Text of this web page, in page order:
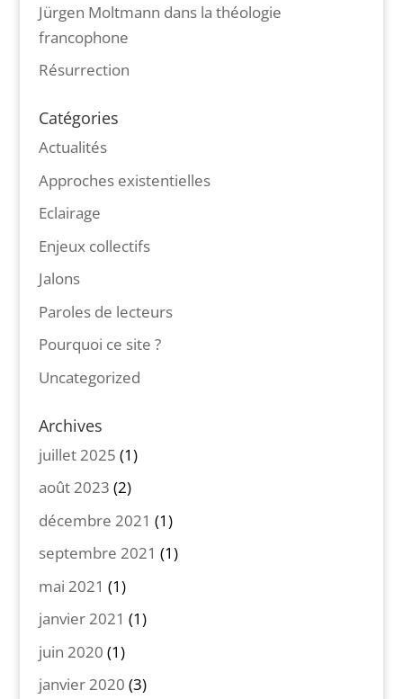
Jürgen Moltmann dans la théologie
francophone
Résurrection
Catégories
Actualités
Approches existentielles
Eclairage
Enjeux collectifs
Jalons
Paroles de lecteurs
Pourquoi ce site ?
Uncategorized
Archives
juillet 2025 (1)
août 2023 (2)
décembre 2021 (1)
septembre 2021 (1)
mai 2021 (1)
janvier 2021 (1)
juin 2020 (1)
janvier 2020 (3)